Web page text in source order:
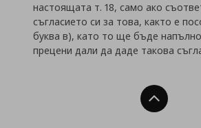
настоящата т. 18, само ако
съгласието си за това, както е
буква в), като то ще бъде
прецени дали да даде такова
Нагоре